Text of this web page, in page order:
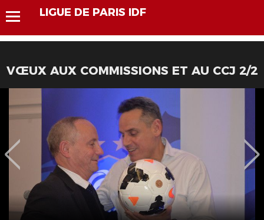
LIGUE DE PARIS IDF
VŒUX AUX COMMISSIONS ET AU CCJ 2/2